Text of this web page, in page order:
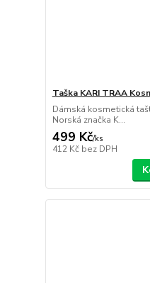
Taška KARI TRAA
Dámská kosmetická
Norská značka K...
499 Kč/ks
412 Kč bez DPH